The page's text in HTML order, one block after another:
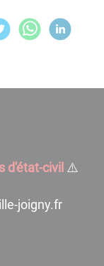
d'état-civil ⚠️
joigny.fr